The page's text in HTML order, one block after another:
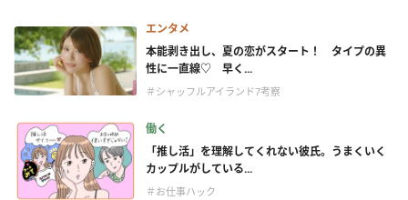
エンタメ
本能剥き出し、夏の恋がスタート！ タイプの異
性に一直線♡ 早く...
＃シャッフルアイランド7考察
働く
「推し活」を理解してくれない彼氏。うまくいく
カップルがしている...
＃お仕事ハック